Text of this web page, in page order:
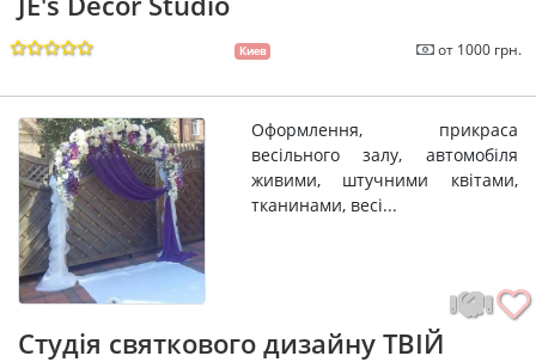
Киев от 1000 грн.
Оформлення, прикраса
весільного залу, автомобіля
живими, штучними квітами,
тканинами, весі...
Студія святкового дизайну ТВІЙ